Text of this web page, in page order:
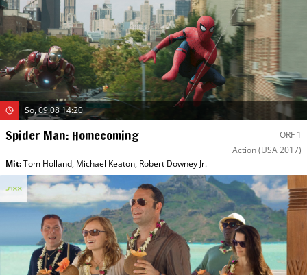
So, 09.08 14:20
Spider Man: Homecoming
ORF 1
Action(USA 2017)
Mit:Tom Holland, Michael Keaton, Robert Downey Jr.